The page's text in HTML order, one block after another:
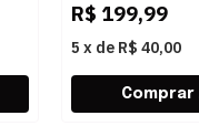
R$ 199,99
5 x de R$ 40,00